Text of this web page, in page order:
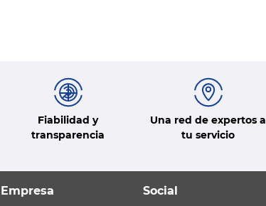
Fiabilidad y
transparencia
Una red de expertos a
tu servicio
Empresa Social